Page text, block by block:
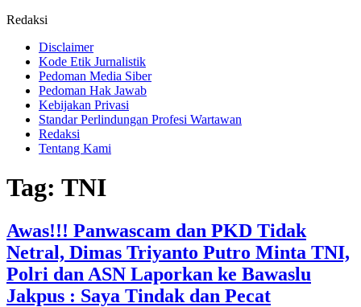
Redaksi
Disclaimer
Kode Etik Jurnalistik
Pedoman Media Siber
Pedoman Hak Jawab
Kebijakan Privasi
Standar Perlindungan Profesi Wartawan
Redaksi
Tentang Kami
Tag: TNI
Awas!!! Panwascam dan PKD Tidak
Netral, Dimas Triyanto Putro Minta TNI,
Polri dan ASN Laporkan ke Bawaslu
Jakpus : Saya Tindak dan Pecat